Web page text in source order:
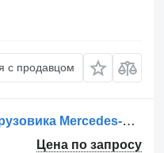
с продавцом
Осушитель воздуха Knorr-Bremse A0014465664-K138267N01 для грузовика Mercedes-Benz Actros Mp4 Arocs
Цена по запросу